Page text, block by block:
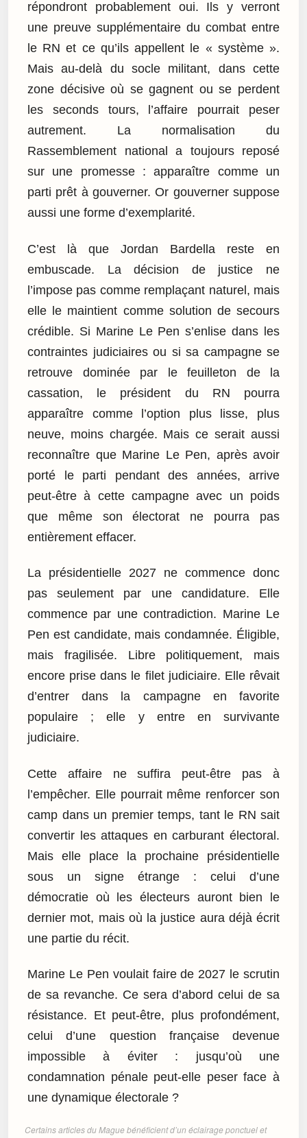
répondront probablement oui. Ils y verront
une preuve supplémentaire du combat entre
le RN et ce qu’ils appellent le « système ».
Mais au-delà du socle militant, dans cette
zone décisive où se gagnent ou se perdent
les seconds tours, l’affaire pourrait peser
autrement. La normalisation du
Rassemblement national a toujours reposé
sur une promesse : apparaître comme un
parti prêt à gouverner. Or gouverner suppose
aussi une forme d’exemplarité.
C’est là que Jordan Bardella reste en
embuscade. La décision de justice ne
l’impose pas comme remplaçant naturel, mais
elle le maintient comme solution de secours
crédible. Si Marine Le Pen s’enlise dans les
contraintes judiciaires ou si sa campagne se
retrouve dominée par le feuilleton de la
cassation, le président du RN pourra
apparaître comme l’option plus lisse, plus
neuve, moins chargée. Mais ce serait aussi
reconnaître que Marine Le Pen, après avoir
porté le parti pendant des années, arrive
peut-être à cette campagne avec un poids
que même son électorat ne pourra pas
entièrement effacer.
La présidentielle 2027 ne commence donc
pas seulement par une candidature. Elle
commence par une contradiction. Marine Le
Pen est candidate, mais condamnée. Éligible,
mais fragilisée. Libre politiquement, mais
encore prise dans le filet judiciaire. Elle rêvait
d’entrer dans la campagne en favorite
populaire ; elle y entre en survivante
judiciaire.
Cette affaire ne suffira peut-être pas à
l’empêcher. Elle pourrait même renforcer son
camp dans un premier temps, tant le RN sait
convertir les attaques en carburant électoral.
Mais elle place la prochaine présidentielle
sous un signe étrange : celui d’une
démocratie où les électeurs auront bien le
dernier mot, mais où la justice aura déjà écrit
une partie du récit.
Marine Le Pen voulait faire de 2027 le scrutin
de sa revanche. Ce sera d’abord celui de sa
résistance. Et peut-être, plus profondément,
celui d’une question française devenue
impossible à éviter : jusqu’où une
condamnation pénale peut-elle peser face à
une dynamique électorale ?
Certains articles du Mague bénéficient d’un éclairage ponctuel et